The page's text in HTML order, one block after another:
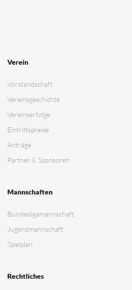
Verein
Vorstandschaft
Vereinsgeschichte
Vereinserfolge
Eintrittspreise
Anträge
Partner & Sponsoren
Mannschaften
Bundesligamannschaft
Jugendmannschaft
Spielplan
Rechtliches